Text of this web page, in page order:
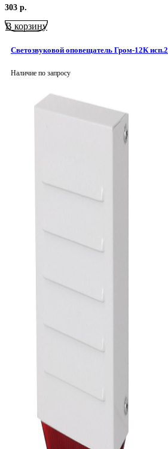
303 р.
В корзину
Светозвуковой оповещатель Гром-12К исп.2
Наличие по запросу